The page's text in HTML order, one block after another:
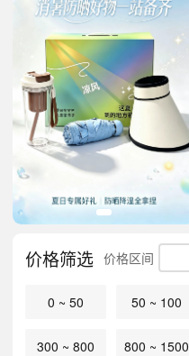
价格筛选 价格区间
0 ~ 50 50 ~ 100
300 ~ 800 800 ~ 1500